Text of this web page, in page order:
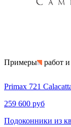
Примеры работ
Primax 721
259 600 руб
Подоконники из